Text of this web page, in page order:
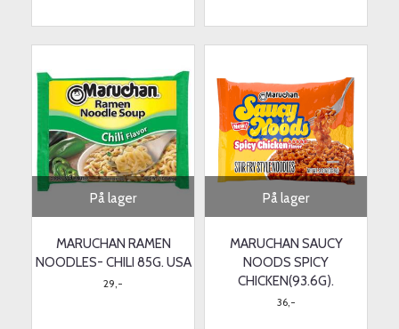
På lager
MARUCHAN RAMEN
NOODLES- CHILI 85G. USA
29,-
På lager
MARUCHAN SAUCY
NOODS SPICY
CHICKEN(93.6G).
36,-